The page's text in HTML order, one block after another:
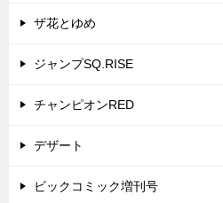
ザ花とゆめ
ジャンプSQ.RISE
チャンピオンRED
デザート
ビックコミック増刊号